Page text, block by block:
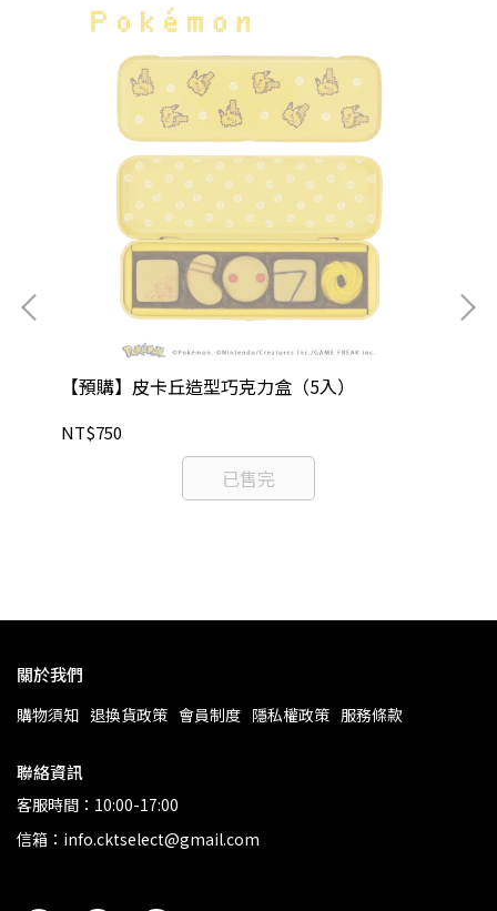
【預購】皮卡丘造型巧克力盒（5入）
NT$750
已售完
關於我們
購物須知 退換貨政策 會員制度 隱私權政策 服務條款
聯絡資訊
客服時間：10:00-17:00
信箱：info.cktselect@gmail.com